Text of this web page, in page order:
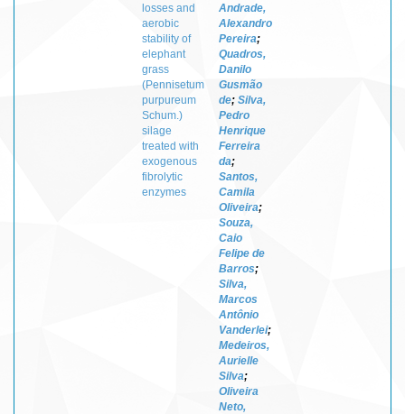
losses and
aerobic
stability of
elephant
grass
(Pennisetum
purpureum
Schum.)
silage
treated with
exogenous
fibrolytic
enzymes
Andrade,
Alexandro
Pereira;
Quadros,
Danilo
Gusmão
de; Silva,
Pedro
Henrique
Ferreira
da;
Santos,
Camila
Oliveira;
Souza,
Caio
Felipe de
Barros;
Silva,
Marcos
Antônio
Vanderlei;
Medeiros,
Aurielle
Silva;
Oliveira
Neto,